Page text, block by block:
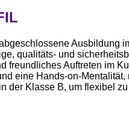
Ausbildung
qualitäts- und
freundliches Auftreten im
eine Hands-on-
der Klasse B, um flexibel